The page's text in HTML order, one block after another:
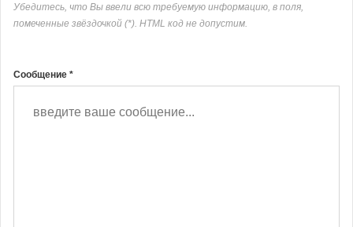
Убедитесь, что Вы ввели всю требуемую информацию, в поля,
помеченные звёздочкой (*). HTML код не допустим.
Сообщение *